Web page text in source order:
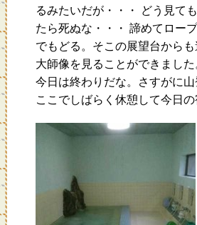
るみたいだが・・・ どう見て
たら死ぬな・・・ 諦めてロー
でもどる。そこの展望台から
大師像を見ることができまし
今日は終わりだな。さすがに山
ここでしばらく休憩して今日の